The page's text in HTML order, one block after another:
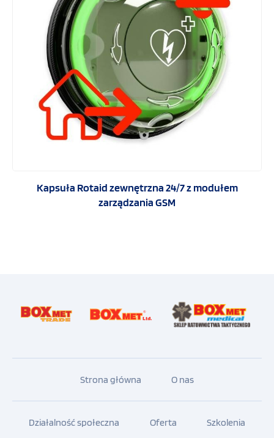
Kapsuła Rotaid zewnętrzna 24/7 z modułem
zarządzania GSM
Strona główna O nas
Działalność społeczna Oferta Szkolenia